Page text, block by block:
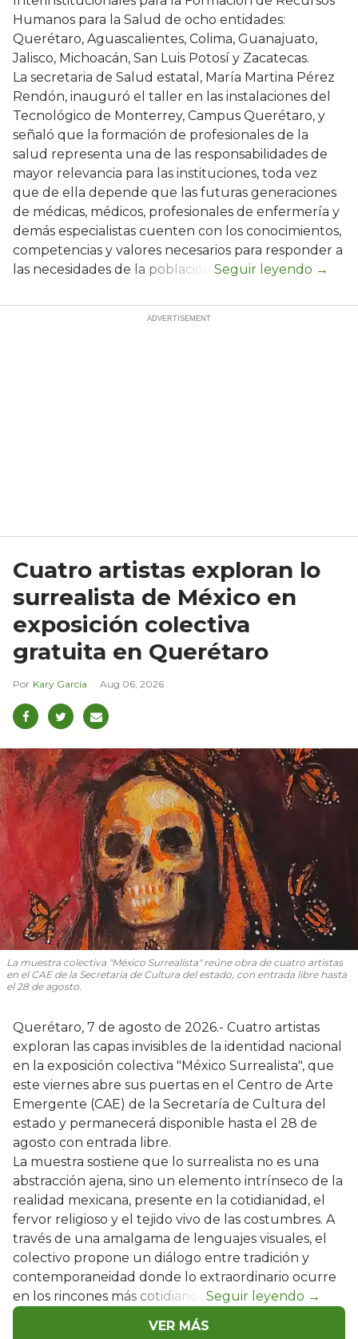
Humanos para la Salud de ocho entidades:
Querétaro, Aguascalientes, Colima, Guanajuato,
Jalisco, Michoacán, San Luis Potosí y Zacatecas.
La secretaria de Salud estatal, María Martina Pérez
Rendón, inauguró el taller en las instalaciones del
Tecnológico de Monterrey, Campus Querétaro, y
señaló que la formación de profesionales de la
salud representa una de las responsabilidades de
mayor relevancia para las instituciones, toda vez
que de ella depende que las futuras generaciones
de médicas, médicos, profesionales de enfermería y
demás especialistas cuenten con los conocimientos,
competencias y valores necesarios para responder a
las necesidades de la población.
Cuatro artistas exploran lo
surrealista de México en
exposición colectiva
gratuita en Querétaro
Kary García Aug 06, 2026
La muestra colectiva "México Surrealista" reúne obra de cuatro artistas
en el CAE de la Secretaría de Cultura del estado, con entrada libre hasta
el 28 de agosto.
Querétaro, 7 de agosto de 2026.- Cuatro artistas
exploran las capas invisibles de la identidad nacional
en la exposición colectiva "México Surrealista", que
este viernes abre sus puertas en el Centro de Arte
Emergente (CAE) de la Secretaría de Cultura del
estado y permanecerá disponible hasta el 28 de
agosto con entrada libre.
La muestra sostiene que lo surrealista no es una
abstracción ajena, sino un elemento intrínseco de la
realidad mexicana, presente en la cotidianidad, el
fervor religioso y el tejido vivo de las costumbres. A
través de una amalgama de lenguajes visuales, el
colectivo propone un diálogo entre tradición y
contemporaneidad donde lo extraordinario ocurre
en los rincones más cotidianos.
VER MÁS